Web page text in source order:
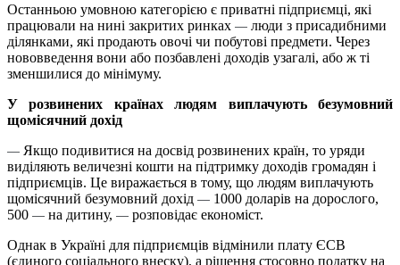
Останньою умовною категорією є приватні підприємці, які
працювали на нині закритих ринках — люди з присадибними
ділянками, які продають овочі чи побутові предмети. Через
нововведення вони або позбавлені доходів узагалі, або ж ті
зменшилися до мінімуму.
У розвинених країнах людям виплачують безумовний
щомісячний дохід
— Якщо подивитися на досвід розвинених країн, то уряди
виділяють величезні кошти на підтримку доходів громадян і
підприємців. Це виражається в тому, що людям виплачують
щомісячний безумовний дохід — 1000 доларів на дорослого,
500 — на дитину, — розповідає економіст.
Однак в Україні для підприємців відмінили плату ЄСВ
(єдиного соціального внеску), а рішення стосовно податку на